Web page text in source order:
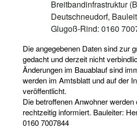
Breitbandinfrastruktur
Deutschneudorf,
Glugoß-Rind: 0160
Die angegebenen Daten sind zur
gedacht und derzeit nicht
Änderungen im Bauablauf sind
werden im Amtsblatt und auf der
veröffentlicht.
Die betroffenen Anwohner
rechtzeitig informiert. Bauleiter:
0160 7007844